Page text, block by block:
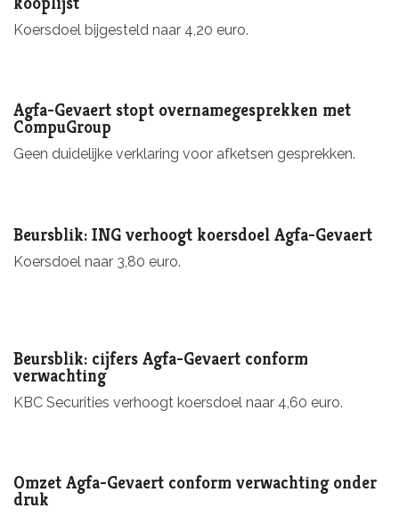
Koersdoel bijgesteld naar 4,20 euro.
Agfa-Gevaert stopt overnamegesprekken met
CompuGroup
Geen duidelijke verklaring voor afketsen gesprekken.
Beursblik: ING verhoogt koersdoel Agfa-Gevaert
Koersdoel naar 3,80 euro.
Beursblik: cijfers Agfa-Gevaert conform
verwachting
KBC Securities verhoogt koersdoel naar 4,60 euro.
Omzet Agfa-Gevaert conform verwachting onder
druk